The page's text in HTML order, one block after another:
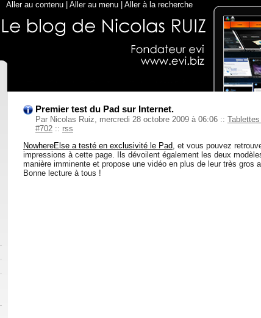
Aller au contenu Aller au menu Aller à la recherche
Premier test du Pad sur Internet.
Par Nicolas Ruiz, mercredi 28 octobre 2009 à 06:06 ::
#702 :: rss
NowhereElse a testé en exclusivité le Pad , et vous pouvez
impressions à cette page. Ils dévoilent également les deux
manière imminente et propose une vidéo en plus de leur très gros
Bonne lecture à tous !